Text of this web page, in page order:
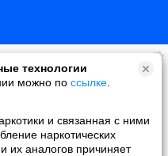
технологии
можно по ссылке
и связанная с ними
наркотических
их аналогов причиняет